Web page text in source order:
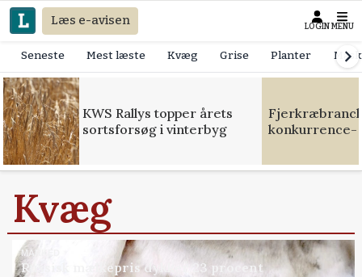
Læs e-avisen LOGIN MENU
Seneste Mest læste Kvæg Grise Planter
KWS Rallys topper årets
sortsforsøg i vinterbyg
konkurrence-
Kvæg
MARKED
Russisk mælkepris dykker 23 procent